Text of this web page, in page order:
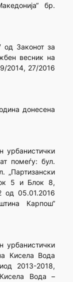
бр.
Законот за
весник на
2014, 27/2016
донесена
помеѓу: бул.
„Партизански
5 и Блок 8,
од 05.01.2016
Карпош“
Кисела Вода
2013-2018,
Вода –